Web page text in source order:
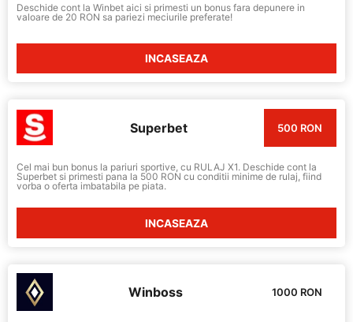
Deschide cont la Winbet aici si primesti un bonus fara depunere in
valoare de 20 RON sa pariezi meciurile preferate!
INCASEAZA
Superbet 500 RON
Cel mai bun bonus la pariuri sportive, cu RULAJ X1. Deschide cont la
Superbet si primesti pana la 500 RON cu conditii minime de rulaj, fiind
vorba o oferta imbatabila pe piata.
INCASEAZA
Winboss 1000 RON